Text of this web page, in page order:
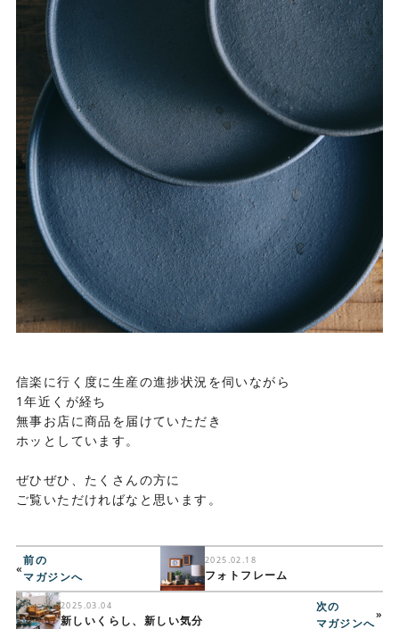
信楽に行く度に生産の進捗状況を伺いながら
1年近くが経ち
無事お店に商品を届けていただき
ホッとしています。
ぜひぜひ、たくさんの方に
ご覧いただければなと思います。
2025.02.18
フォトフレーム
«
前の
マガジンへ
2025.03.04
新しいくらし、新しい気分
次の
マガジンへ
»